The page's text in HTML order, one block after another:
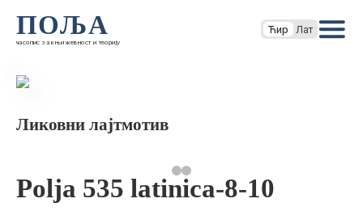
ПОЉА
часопис за књижевност и теорију
Ћир Лат
Ликовни лајтмотив
Polja 535 latinica-8-10